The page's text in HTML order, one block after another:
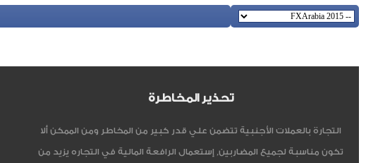
تحذير المخاطرة
التجارة بالعملات الأجنبية تتضمن علي قدر كبير من المخاطر ومن الممكن ألا
تكون مناسبة لجميع المضاربين, إستعمال الرافعة المالية في التجاره يزيد من